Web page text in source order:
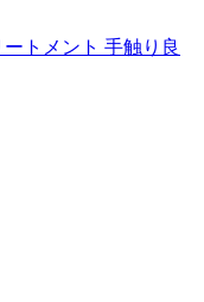
トメント 手触り良